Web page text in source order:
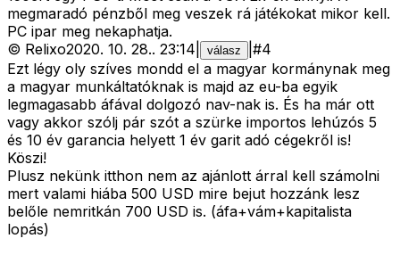
megmaradó pénzből meg veszek rá játékokat mikor kell.
PC ipar meg nekaphatja.
© Relixo2020. 10. 28.. 23:14 válasz #4
Ezt légy oly szíves mondd el a magyar kormánynak meg
a magyar munkáltatóknak is majd az eu-ba egyik
legmagasabb áfával dolgozó nav-nak is. És ha már ott
vagy akkor szólj pár szót a szürke importos lehúzós 5
és 10 év garancia helyett 1 év garit adó cégekről is!
Köszi!
Plusz nekünk itthon nem az ajánlott árral kell számolni
mert valami hiába 500 USD mire bejut hozzánk lesz
belőle nemritkán 700 USD is. (áfa+vám+kapitalista
lopás)